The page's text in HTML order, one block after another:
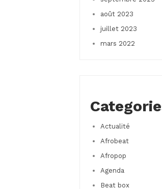
août 2023
juillet 2023
mars 2022
Actualité
Afrobeat
Afropop
Agenda
Beat box